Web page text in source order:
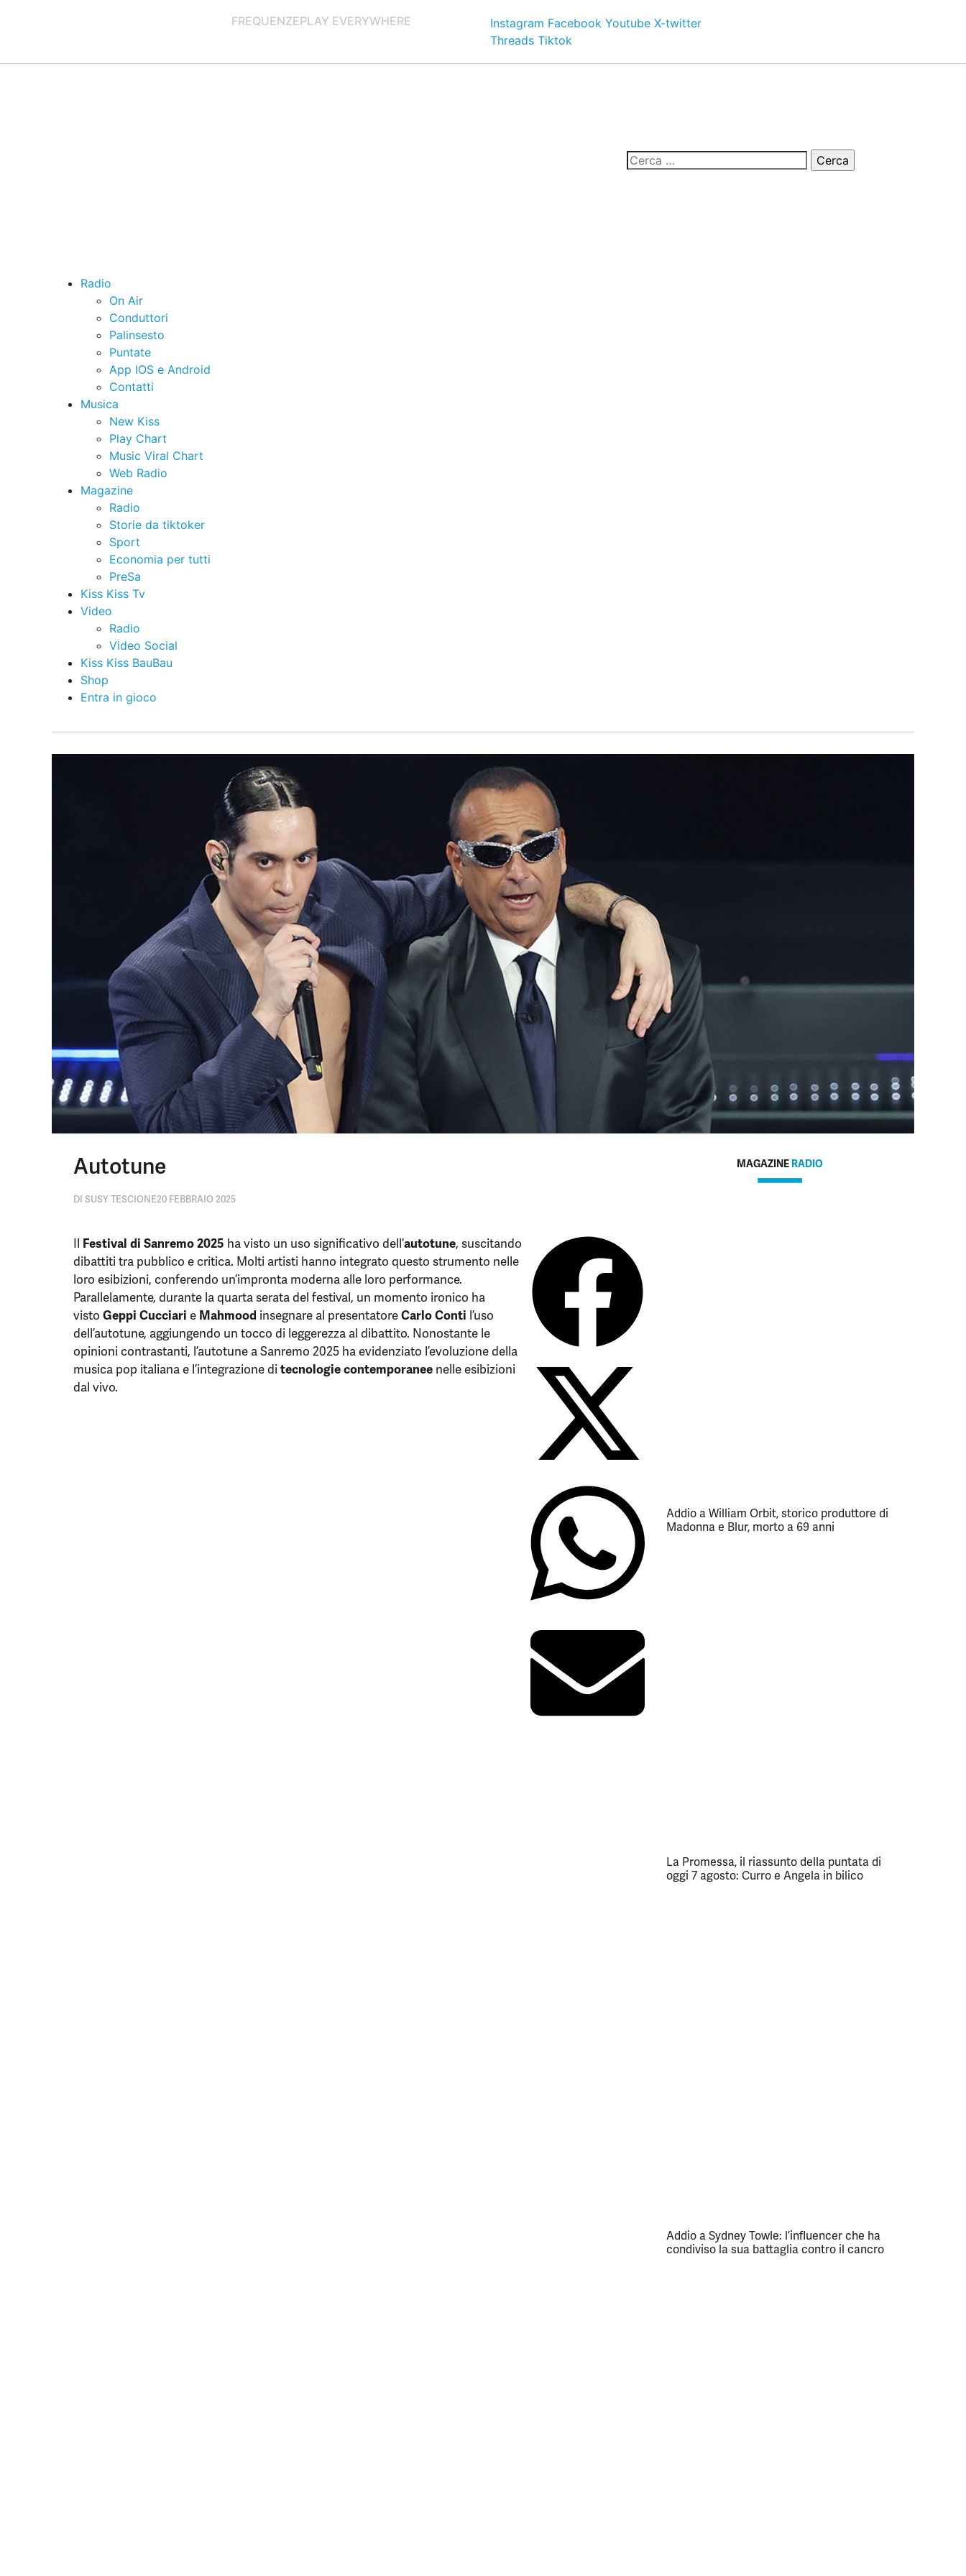
FREQUENZEPLAY EVERYWHERE Instagram Facebook Youtube X-twitter
Threads Tiktok
Radio
On Air
Conduttori
Palinsesto
Puntate
App IOS e Android
Contatti
Musica
New Kiss
Play Chart
Music Viral Chart
Web Radio
Magazine
Radio
Storie da tiktoker
Sport
Economia per tutti
PreSa
Kiss Kiss Tv
Video
Radio
Video Social
Kiss Kiss BauBau
Shop
Entra in gioco
Autotune
DI SUSY TESCIONE20 FEBBRAIO 2025
Il Festival di Sanremo 2025 ha visto un uso significativo dell’autotune, suscitando
dibattiti tra pubblico e critica. Molti artisti hanno integrato questo strumento nelle
loro esibizioni, conferendo un’impronta moderna alle loro performance.
Parallelamente, durante la quarta serata del festival, un momento ironico ha
visto Geppi Cucciari e Mahmood insegnare al presentatoreCarlo Conti l’uso
dell’autotune, aggiungendo un tocco di leggerezza al dibattito. Nonostante le
opinioni contrastanti, l’autotune a Sanremo 2025 ha evidenziato l’evoluzione della
musica pop italiana e l’integrazione ditecnologie contemporanee nelle esibizioni
dal vivo.
MAGAZINE RADIO
Addio a William Orbit, storico produttore di
Madonna e Blur, morto a 69 anni
La Promessa, il riassunto della puntata di
oggi 7 agosto: Curro e Angela in bilico
Addio a Sydney Towle: l’influencer che ha
condiviso la sua battaglia contro il cancro